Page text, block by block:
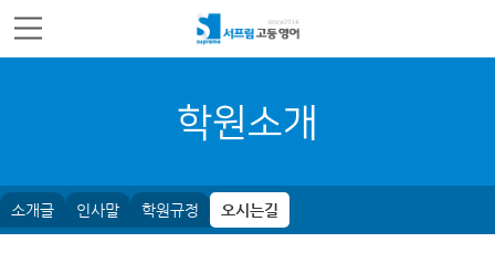
학원소개
소개글 인사말 학원규정 오시는길